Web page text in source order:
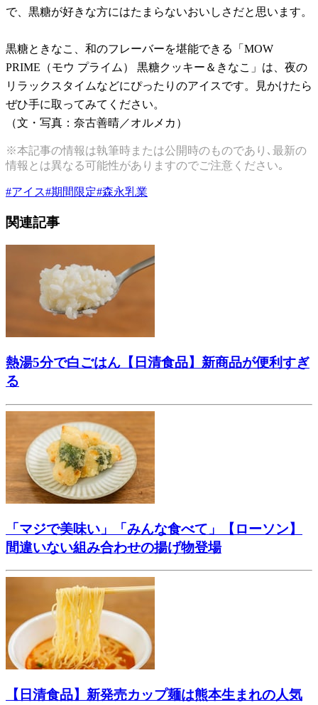
で、黒糖が好きな方にはたまらないおいしさだと思います。
黒糖ときなこ、和のフレーバーを堪能できる「MOW
PRIME（モウ プライム） 黒糖クッキー＆きなこ」は、夜の
リラックスタイムなどにぴったりのアイスです。見かけたら
ぜひ手に取ってみてください。
（文・写真：奈古善晴／オルメカ）
※本記事の情報は執筆時または公開時のものであり､最新の
情報とは異なる可能性がありますのでご注意ください｡
#アイス#期間限定#森永乳業
関連記事
熱湯5分で白ごはん【日清食品】新商品が便利すぎ
る
「マジで美味い」「みんな食べて」【ローソン】
間違いない組み合わせの揚げ物登場
【日清食品】新発売カップ麺は熊本生まれの人気